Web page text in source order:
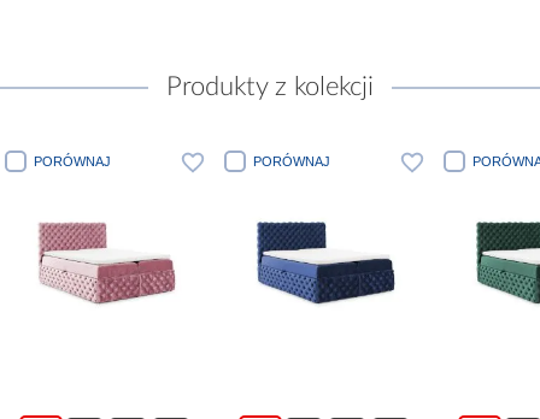
Produkty z kolekcji
PORÓWNAJ PORÓWNAJ PORÓWNAJ